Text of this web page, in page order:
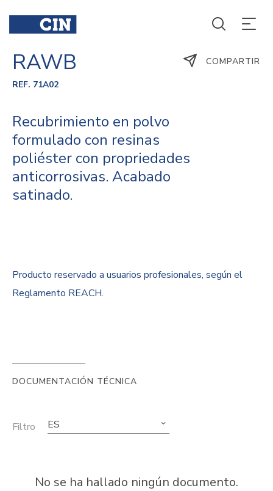
RAWB
REF. 71A02
Recubrimiento en polvo
formulado con resinas
poliéster con propriedades
anticorrosivas. Acabado
satinado.
COMPARTIR
Producto reservado a usuarios profesionales, según el
Reglamento REACH.
DOCUMENTACIÓN TÉCNICA
Filtro ES
No se ha hallado ningún documento.